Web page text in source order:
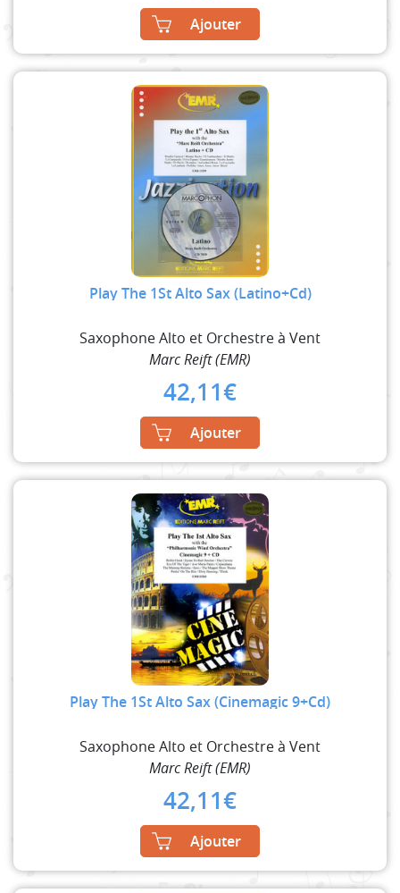
Ajouter
Play The 1St Alto Sax (Latino+Cd)
Saxophone Alto et Orchestre à Vent
Marc Reift (EMR)
42,11€
Ajouter
Play The 1St Alto Sax (Cinemagic 9+Cd)
Saxophone Alto et Orchestre à Vent
Marc Reift (EMR)
42,11€
Ajouter